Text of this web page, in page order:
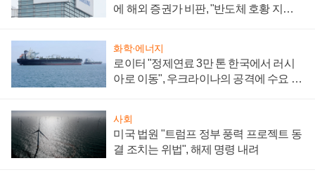
에 해외 증권가 비판, "반도체 호황 지속
화학·에너지
로이터 "정제연료 3만 톤 한국에서 러시
아로 이동", 우크라이나의 공격에 수요 늘
사회
미국 법원 "트럼프 정부 풍력 프로젝트 동
결 조치는 위법", 해제 명령 내려